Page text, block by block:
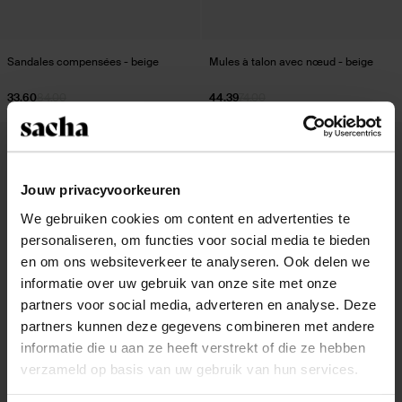
Jouw privacyvoorkeuren
We gebruiken cookies om content en advertenties te
personaliseren, om functies voor social media te bieden
en om ons websiteverkeer te analyseren. Ook delen we
informatie over uw gebruik van onze site met onze
partners voor social media, adverteren en analyse. Deze
partners kunnen deze gegevens combineren met andere
informatie die u aan ze heeft verstrekt of die ze hebben
verzameld op basis van uw gebruik van hun services.
Sandales compensées - beige
33.60
Mules à talon avec nœud - beige
44.39